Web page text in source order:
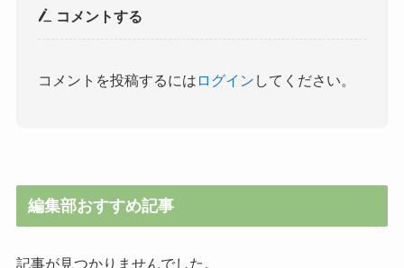
コメントする
コメントを投稿するには ログイン してください。
編集部おすすめ記事
記事が見つかりませんでした。